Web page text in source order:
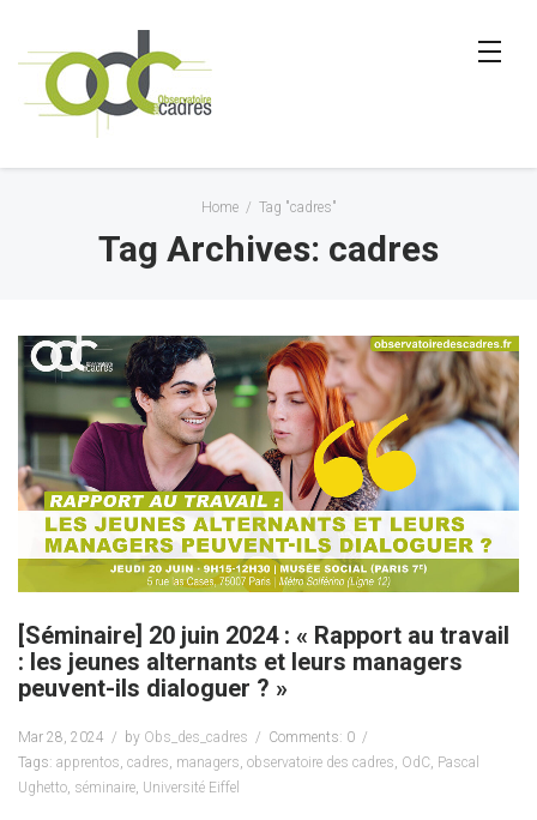
Home / Tag "cadres"
Tag Archives: cadres
[Séminaire] 20 juin 2024 : « Rapport au travail
: les jeunes alternants et leurs managers
peuvent-ils dialoguer ? »
Mar 28, 2024 by Obs_des_cadres
Comments: 0
Tags: apprentos, cadres, managers, observatoire des cadres, OdC, Pascal
Ughetto, séminaire, Université Eiffel